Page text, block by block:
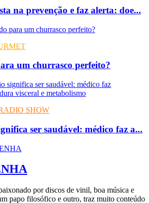
na prevenção e faz alerta: doe...
um churrasco perfeito?
SHOW
ser saudável: médico faz a...
por discos de vinil, boa música e
papo filosófico e outro, traz muito conteúdo